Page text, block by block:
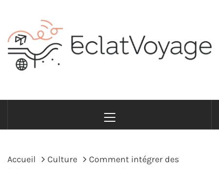
contenu
ECLATVOYAGE
Voyage avec style et sens
principal
Accueil Culture
Comment intégrer des